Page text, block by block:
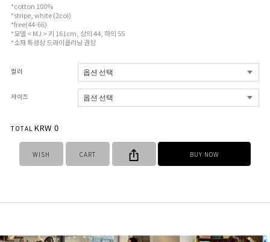
*cotton 100%
*stripe, white (2col)
*free(44-66)
*모델 < MJ > 키 161cm, 상의 44, 하의 55
*소재 특성상 드라이클리닝 권장
컬러
사이즈
TOTAL KRW 0
WISH CART BUY NOW